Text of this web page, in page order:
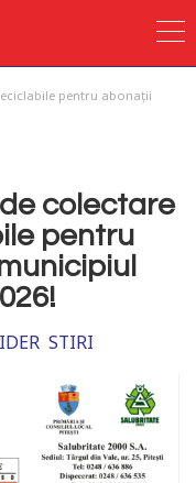
pentru abonații
colectare
pentru
STIRI